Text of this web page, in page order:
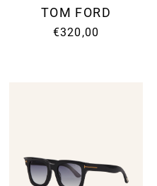
TOM FORD
€320,00